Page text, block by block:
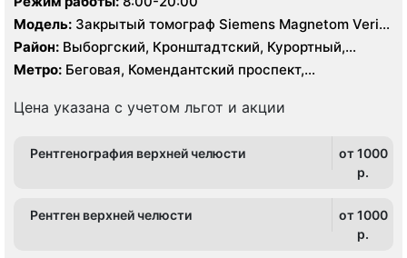
Модель: Закрытый томограф Siemens Magnetom Verio
1.5 Тесла, КТ Siemens 64 среза
Район: Выборгский, Кронштадтский, Курортный,
Ленинградская область, Приморский
Метро: Беговая, Комендантский проспект,
Цена указана с учетом льгот и акции
Рентгенография верхней челюсти
от 1000
p.
Рентген верхней челюсти
от 1000
p.